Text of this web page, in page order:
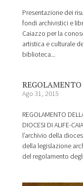
Presentazione dei
fondi archivistici e
Caiazzo per la
artistica e culturale
biblioteca...
Ago 31, 2015
REGOLAMENTO
DIOCESI DI ALIFE-
l’archivio della
della legislazione
del regolamento